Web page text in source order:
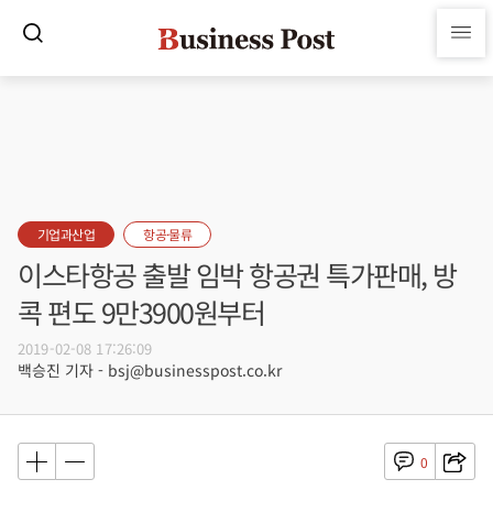
기업과산업 항공·물류
이스타항공 출발 임박 항공권 특가판매, 방
콕 편도 9만3900원부터
2019-02-08 17:26:09
백승진 기자 - bsj@businesspost.co.kr
0